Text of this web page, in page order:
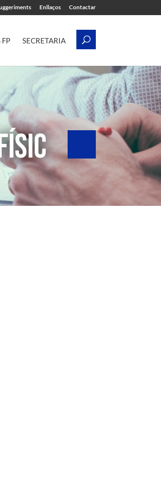
Enllaços Contactar
FP SECRETARIA